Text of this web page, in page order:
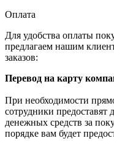
Оплата
Для удобства оплаты
предлагаем нашим
заказов:
Перевод на карту
При необходимости
сотрудники
денежных средств за
порядке вам будет